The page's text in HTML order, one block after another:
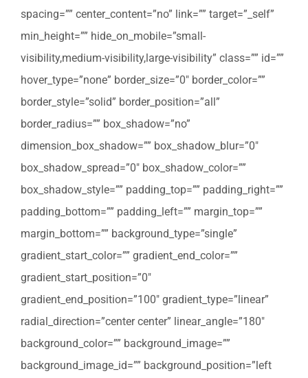
spacing=”” center_content=”no” link=”” target=”_self”
min_height=”” hide_on_mobile=”small-
visibility,medium-visibility,large-visibility” class=”” id=””
hover_type=”none” border_size=”0″ border_color=””
border_style=”solid” border_position=”all”
border_radius=”” box_shadow=”no”
dimension_box_shadow=”” box_shadow_blur=”0″
box_shadow_spread=”0″ box_shadow_color=””
box_shadow_style=”” padding_top=”” padding_right=””
padding_bottom=”” padding_left=”” margin_top=””
margin_bottom=”” background_type=”single”
gradient_start_color=”” gradient_end_color=””
gradient_start_position=”0″
gradient_end_position=”100″ gradient_type=”linear”
radial_direction=”center center” linear_angle=”180″
background_color=”” background_image=””
background_image_id=”” background_position=”left